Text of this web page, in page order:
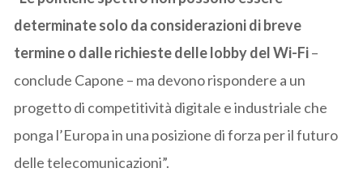
determinate solo da considerazioni di breve
termine o dalle richieste delle lobby del Wi-Fi–
conclude Capone – ma devono rispondere a un
progetto di competitività digitale e industriale che
ponga l’Europa in una posizione di forza per il futuro
delle telecomunicazioni”.